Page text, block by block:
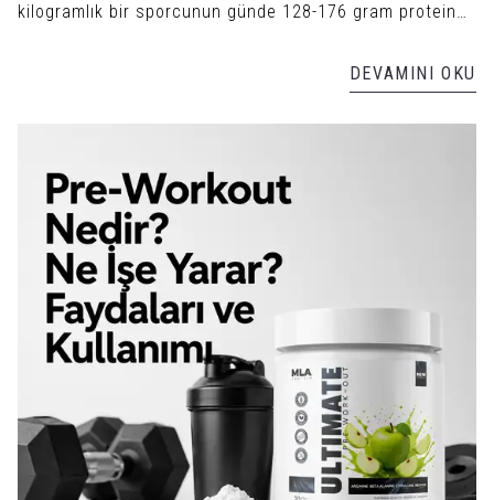
kilogramlık bir sporcunun günde 128-176 gram protein
DEVAMINI OKU